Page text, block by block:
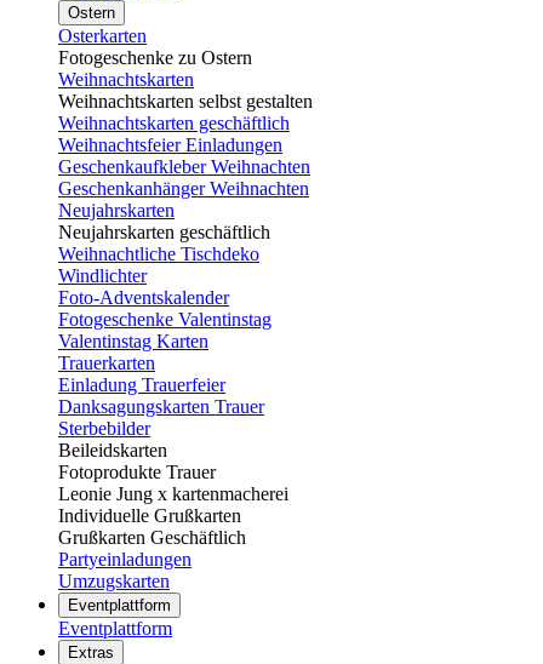
Ostern
Osterkarten
Fotogeschenke zu Ostern
Weihnachtskarten
Weihnachtskarten selbst gestalten
Weihnachtskarten geschäftlich
Weihnachtsfeier Einladungen
Geschenkaufkleber Weihnachten
Geschenkanhänger Weihnachten
Neujahrskarten
Neujahrskarten geschäftlich
Weihnachtliche Tischdeko
Windlichter
Foto-Adventskalender
Fotogeschenke Valentinstag
Valentinstag Karten
Trauerkarten
Einladung Trauerfeier
Danksagungskarten Trauer
Sterbebilder
Beileidskarten
Fotoprodukte Trauer
Leonie Jung x kartenmacherei
Individuelle Grußkarten
Grußkarten Geschäftlich
Partyeinladungen
Umzugskarten
Eventplattform
Eventplattform
Extras